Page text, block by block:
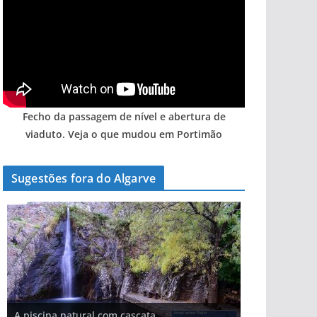
Fecho da passagem de nível e abertura de
viaduto. Veja o que mudou em Portimão
Sugestões fora do Algarve
A aldeia mais portuguesa de Portugal (com